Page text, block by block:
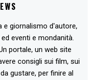
e giornalismo d'autore,
eventi e mondanità.
portale, un web site
consigli sui film, sui
gustare, per finire al